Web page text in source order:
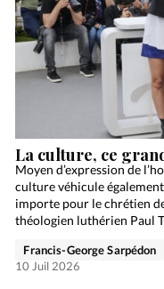
La culture, ce
Moyen d’expression de
culture véhicule
importe pour le chrétien
théologien luthérien Paul
Francis-George Sarpédon
10 Juil 2026